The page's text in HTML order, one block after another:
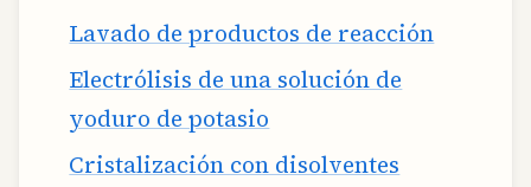
Lavado de productos de reacción
Electrólisis de una solución de
yoduro de potasio
Cristalización con disolventes